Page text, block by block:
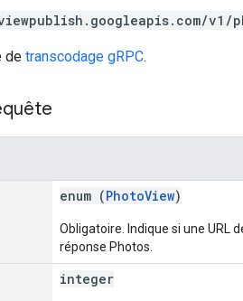
v1/
de transcodage gRPC.
enum (PhotoView)
Obligatoire. Indique si une URL
réponse Photos.
integer